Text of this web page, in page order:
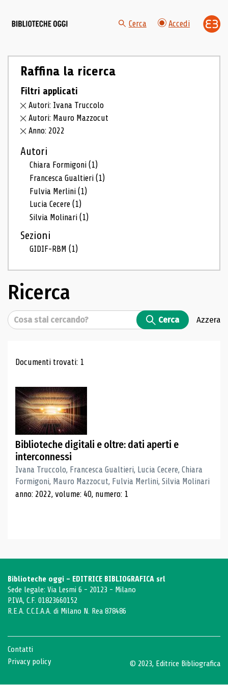
Cerca Accedi
Raffina la ricerca
Filtri applicati
Autori: Ivana Truccolo
Autori: Mauro Mazzocut
Anno: 2022
Autori
Chiara Formigoni(1)
Francesca Gualtieri(1)
Fulvia Merlini(1)
Lucia Cecere(1)
Silvia Molinari(1)
Sezioni
GIDIF-RBM(1)
Ricerca
Cerca Cerca Azzera
Risultati di ricerca
Documenti trovati: 1
Biblioteche digitali e oltre: dati aperti e
interconnessi
Ivana Truccolo, Francesca Gualtieri, Lucia Cecere, Chiara
Formigoni, Mauro Mazzocut, Fulvia Merlini, Silvia Molinari
anno: 2022, volume: 40, numero: 1
Biblioteche oggi - EDITRICE BIBLIOGRAFICA srl
Sede legale: Via Lesmi 6 - 20123 - Milano
P.IVA, C.F. 01823660152
R.E.A. C.C.I.A.A. di Milano N. Rea 878486
Contatti
Privacy policy
© 2023, Editrice Bibliografica